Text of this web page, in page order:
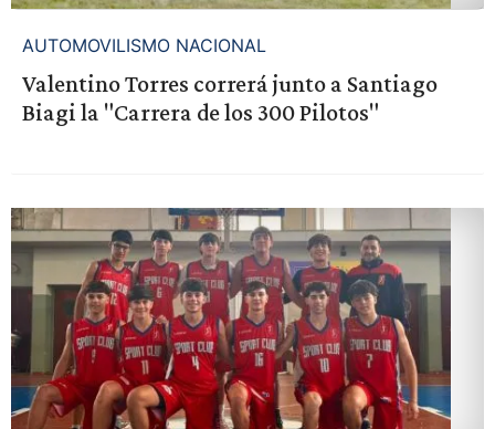
AUTOMOVILISMO NACIONAL
Valentino Torres correrá junto a Santiago
Biagi la "Carrera de los 300 Pilotos"